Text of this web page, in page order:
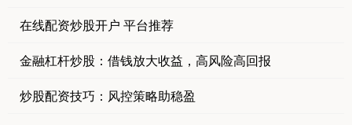
在线配资炒股开户 平台推荐
金融杠杆炒股：借钱放大收益，高风险高回报
炒股配资技巧：风控策略助稳盈